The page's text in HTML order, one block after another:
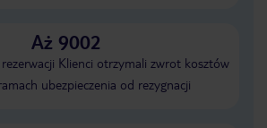
Aż 9002
Klienci otrzymali zwrot kosztów
ubezpieczenia od rezygnacji